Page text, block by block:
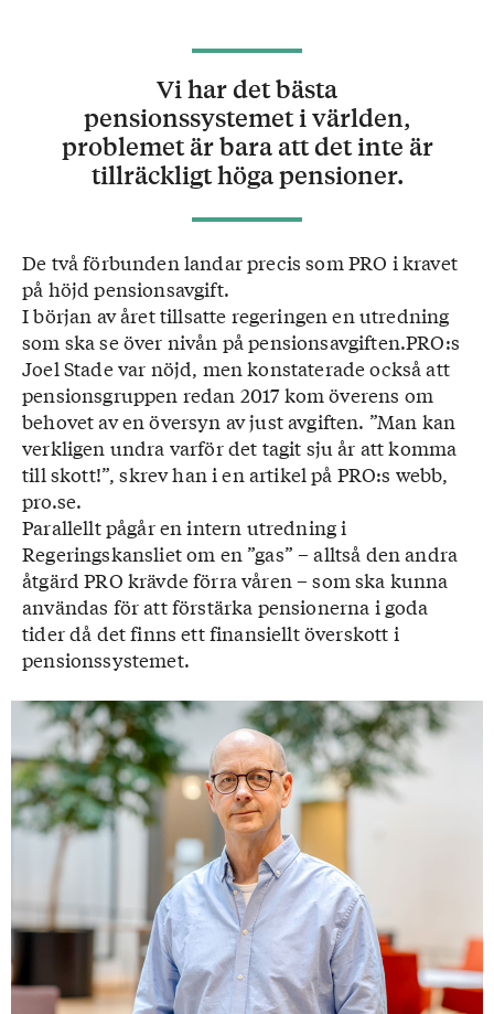
Vi har det bästa
pensionssystemet i världen,
problemet är bara att det inte är
tillräckligt höga pensioner.
De två förbunden landar precis som PRO i kravet
på höjd pensionsavgift.
I början av året tillsatte regeringen en utredning
som ska se över nivån på pensionsavgiften.PRO:s
Joel Stade var nöjd, men konstaterade också att
pensionsgruppen redan 2017 kom överens om
behovet av en översyn av just avgiften. ”Man kan
verkligen undra varför det tagit sju år att komma
till skott!”, skrev han i en artikel på PRO:s webb,
pro.se.
Parallellt pågår en intern utredning i
Regeringskansliet om en ”gas” – alltså den andra
åtgärd PRO krävde förra våren – som ska kunna
användas för att förstärka pensionerna i goda
tider då det finns ett finansiellt överskott i
pensionssystemet.